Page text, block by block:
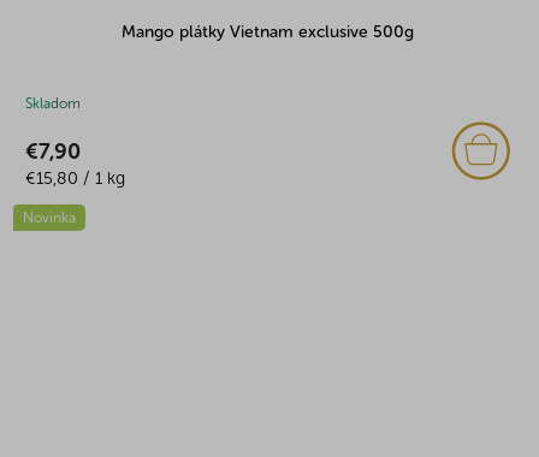
Mango plátky Vietnam exclusive 500g
Skladom
€7,90
Jednotková
cena:
€15,80 / 1 kg
Novinka